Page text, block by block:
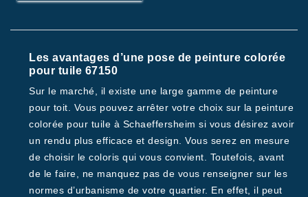
Les avantages d’une pose de peinture colorée
pour tuile 67150
Sur le marché, il existe une large gamme de peinture
pour toit. Vous pouvez arrêter votre choix sur la peinture
colorée pour tuile à Schaeffersheim si vous désirez avoir
un rendu plus efficace et design. Vous serez en mesure
de choisir le coloris qui vous convient. Toutefois, avant
de le faire, ne manquez pas de vous renseigner sur les
normes d’urbanisme de votre quartier. En effet, il peut